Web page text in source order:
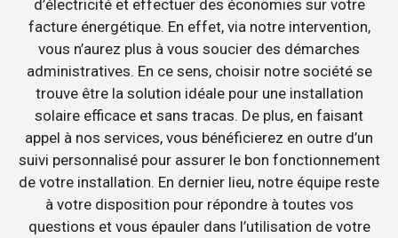
d’électricité et effectuer des économies sur votre
facture énergétique. En effet, via notre intervention,
vous n’aurez plus à vous soucier des démarches
administratives. En ce sens, choisir notre société se
trouve être la solution idéale pour une installation
solaire efficace et sans tracas. De plus, en faisant
appel à nos services, vous bénéficierez en outre d’un
suivi personnalisé pour assurer le bon fonctionnement
de votre installation. En dernier lieu, notre équipe reste
à votre disposition pour répondre à toutes vos
questions et vous épauler dans l’utilisation de votre